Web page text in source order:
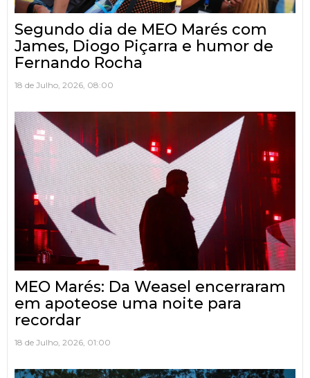
Segundo dia de MEO Marés com
James, Diogo Piçarra e humor de
Fernando Rocha
18 de Julho, 2026, 08:00
MEO Marés: Da Weasel encerraram
em apoteose uma noite para
recordar
18 de Julho, 2026, 01:00